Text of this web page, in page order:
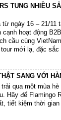
TUNG NHIỀU
ngày 16 – 21/11
hoạt động
cầu cùng
mới lạ, đặc
SANG VỚI
qua một mùa
Hãy để Flamingo
tiết kiệm thời